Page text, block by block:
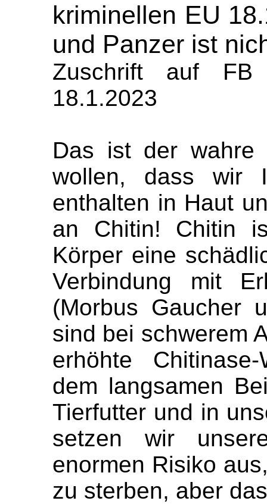
kriminellen EU
und Panzer ist
Zuschrift auf FB
18.1.2023
Das ist der wahre
wollen, dass wir
enthalten in Haut
an Chitin! Chitin
Körper eine
Verbindung mit
(Morbus Gaucher
sind bei schwerem
erhöhte
dem langsamen
Tierfutter und in
setzen wir
enormen Risiko
zu sterben, aber